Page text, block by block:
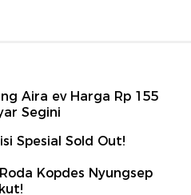
Aira ev Harga Rp 155
Segini
Spesial Sold Out!
Kopdes Nyungsep